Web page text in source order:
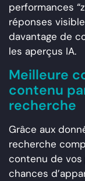
performances
réponses
davantage de
les aperçus IA.
Meilleure
contenu
recherche
Grâce aux
recherche
contenu de vos
chances